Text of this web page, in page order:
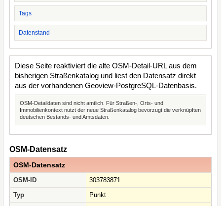
Tags
Datenstand
Diese Seite reaktiviert die alte OSM-Detail-URL aus dem
bisherigen Straßenkatalog und liest den Datensatz direkt
aus der vorhandenen Geoview-PostgreSQL-Datenbasis.
OSM-Detaildaten sind nicht amtlich. Für Straßen-, Orts- und
Immobilienkontext nutzt der neue Straßenkatalog bevorzugt die verknüpften
deutschen Bestands- und Amtsdaten.
OSM-Datensatz
OSM-Datensatz
OSM-ID
303783871
Typ
Punkt